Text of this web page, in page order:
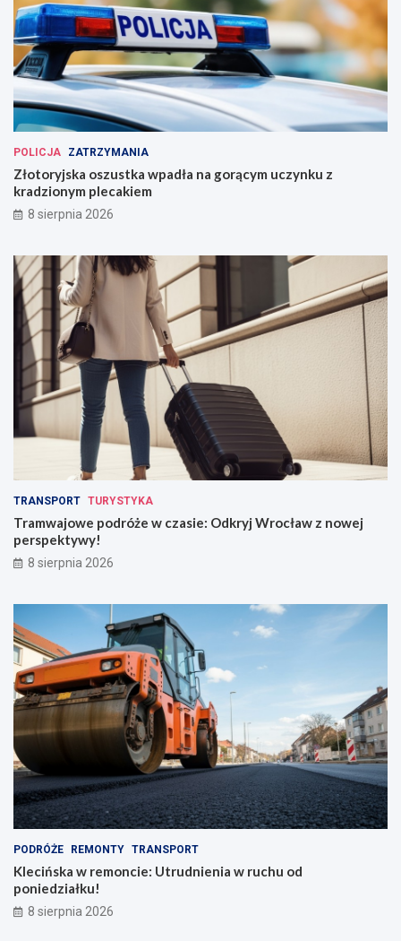
POLICJA ZATRZYMANIA
Złotoryjska oszustka wpadła na gorącym uczynku z
kradzionym plecakiem
8 sierpnia 2026
TRANSPORT TURYSTYKA
Tramwajowe podróże w czasie: Odkryj Wrocław z nowej
perspektywy!
8 sierpnia 2026
PODRÓŻE REMONTY TRANSPORT
Klecińska w remoncie: Utrudnienia w ruchu od
poniedziałku!
8 sierpnia 2026